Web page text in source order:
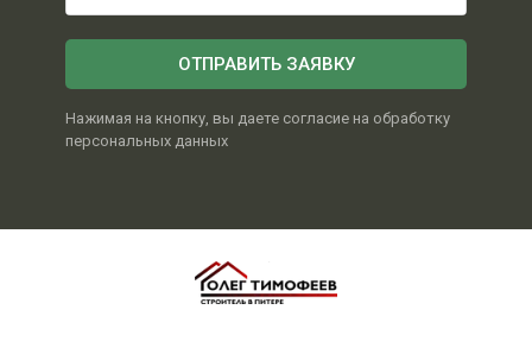
ОТПРАВИТЬ ЗАЯВКУ
Нажимая на кнопку, вы даете согласие на обработку
персональных данных